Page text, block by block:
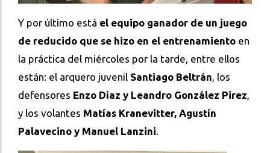
Y por último está el equipo ganador de un juego
de reducido que se hizo en el entrenamiento en
la práctica del miércoles por la tarde, entre ellos
están: el arquero juvenil Santiago Beltrán , los
defensores Enzo Díaz y Leandro González Pirez
y los volantes Matías Kranevitter, Agustín
Palavecino y Manuel Lanzini